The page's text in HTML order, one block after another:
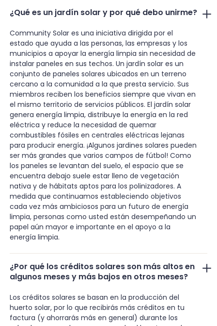
¿Qué es un jardín solar y por qué debo unirme?
Community Solar es una iniciativa dirigida por el
estado que ayuda a las personas, las empresas y los
municipios a apoyar la energía limpia sin necesidad de
instalar paneles en sus techos. Un jardín solar es un
conjunto de paneles solares ubicados en un terreno
cercano a la comunidad a la que presta servicio. Sus
miembros reciben los beneficios siempre que vivan en
el mismo territorio de servicios públicos. El jardín solar
genera energía limpia, distribuye la energía en la red
eléctrica y reduce la necesidad de quemar
combustibles fósiles en centrales eléctricas lejanas
para producir energía. ¡Algunos jardines solares pueden
ser más grandes que varios campos de fútbol! Como
los paneles se levantan del suelo, el espacio que se
encuentra debajo suele estar lleno de vegetación
nativa y de hábitats aptos para los polinizadores. A
medida que continuamos estableciendo objetivos
cada vez más ambiciosos para un futuro de energía
limpia, personas como usted están desempeñando un
papel aún mayor e importante en el apoyo a la
energía limpia.
¿Por qué los créditos solares son más altos en
algunos meses y más bajos en otros meses?
Los créditos solares se basan en la producción del
huerto solar, por lo que recibirás más créditos en tu
factura (y ahorrarás más en general) durante los